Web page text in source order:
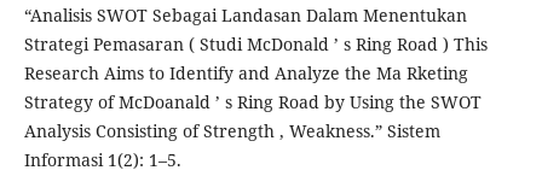
“Analisis SWOT Sebagai Landasan Dalam Menentukan
Strategi Pemasaran ( Studi McDonald ’ s Ring Road ) This
Research Aims to Identify and Analyze the Ma Rketing
Strategy of McDoanald ’ s Ring Road by Using the SWOT
Analysis Consisting of Strength , Weakness.” Sistem
Informasi 1(2): 1–5.